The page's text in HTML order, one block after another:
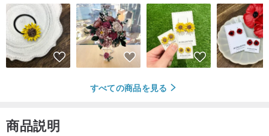
すべての商品を見る
商品説明